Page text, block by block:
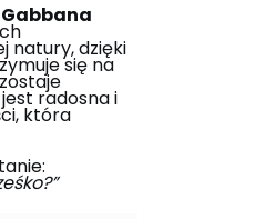
natury, dzięki
się na
radosna i
która